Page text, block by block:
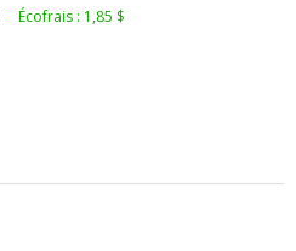
Écofrais : 1,85 $